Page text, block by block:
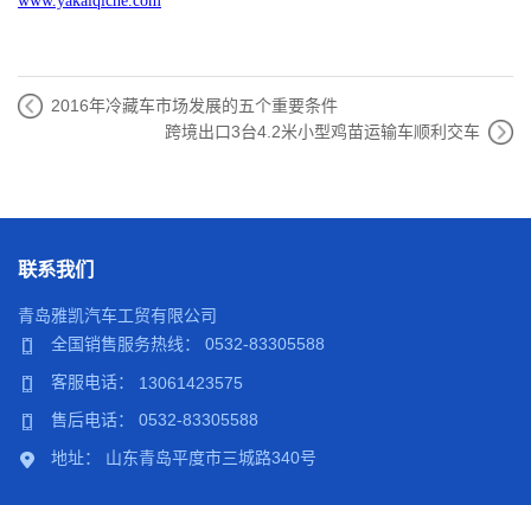
2016年冷藏车市场发展的五个重要条件
跨境出口3台4.2米小型鸡苗运输车顺利交车
联系我们
青岛雅凯汽车工贸有限公司
全国销售服务热线： 0532-83305588
客服电话： 13061423575
售后电话： 0532-83305588
地址： 山东青岛平度市三城路340号